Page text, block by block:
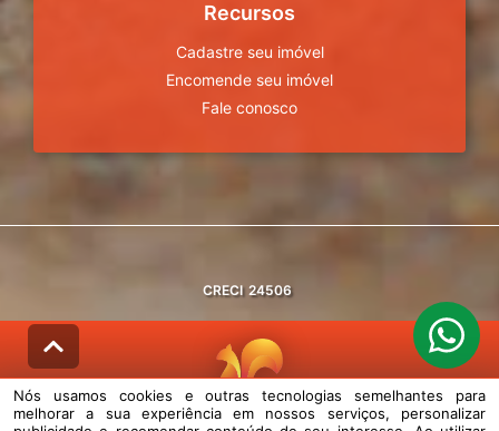
Recursos
Cadastre seu imóvel
Encomende seu imóvel
Fale conosco
CRECI 24506
© DESENVOLVIDO PELAAGIL.NET
Nós usamos cookies e outras tecnologias semelhantes para
melhorar a sua experiência em nossos serviços, personalizar